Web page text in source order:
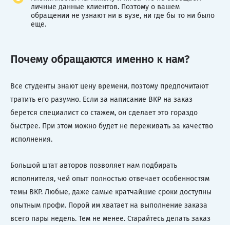
личные данные клиентов. Поэтому о вашем
обращении не узнают ни в вузе, ни где бы то ни было
еще.
Почему обращаются именно к нам?
Все студенты знают цену времени, поэтому предпочитают
тратить его разумно. Если за написание ВКР на заказ
берется специалист со стажем, он сделает это гораздо
быстрее. При этом можно будет не переживать за качество
исполнения.
Большой штат авторов позволяет нам подбирать
исполнителя, чей опыт полностью отвечает особенностям
темы ВКР. Любые, даже самые кратчайшие сроки доступны
опытным профи. Порой им хватает на выполнение заказа
всего пары недель. Тем не менее. Старайтесь делать заказ